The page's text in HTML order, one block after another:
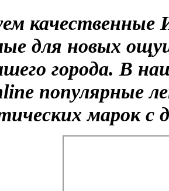
для новых
города. В
популярные
марок с